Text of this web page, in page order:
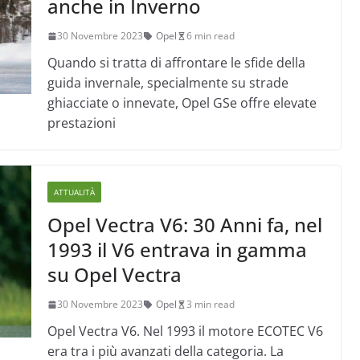
anche in Inverno
30 Novembre 2023 Opel 6 min read
Quando si tratta di affrontare le sfide della
guida invernale, specialmente su strade
ghiacciate o innevate, Opel GSe offre elevate
prestazioni
ATTUALITÀ
Opel Vectra V6: 30 Anni fa, nel
1993 il V6 entrava in gamma
su Opel Vectra
30 Novembre 2023 Opel 3 min read
Opel Vectra V6. Nel 1993 il motore ECOTEC V6
era tra i più avanzati della categoria. La